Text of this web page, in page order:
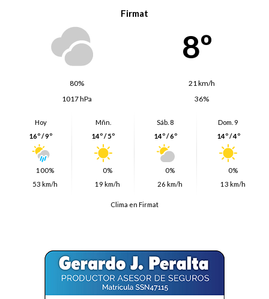
Firmat
8º
80%
21 km/h
1017 hPa
36%
Hoy
16º / 9º
100%
53 km/h
Mñn.
14º / 5º
0%
19 km/h
Sáb. 8
14º / 6º
0%
26 km/h
Dom. 9
14º / 4º
0%
13 km/h
Clima en Firmat